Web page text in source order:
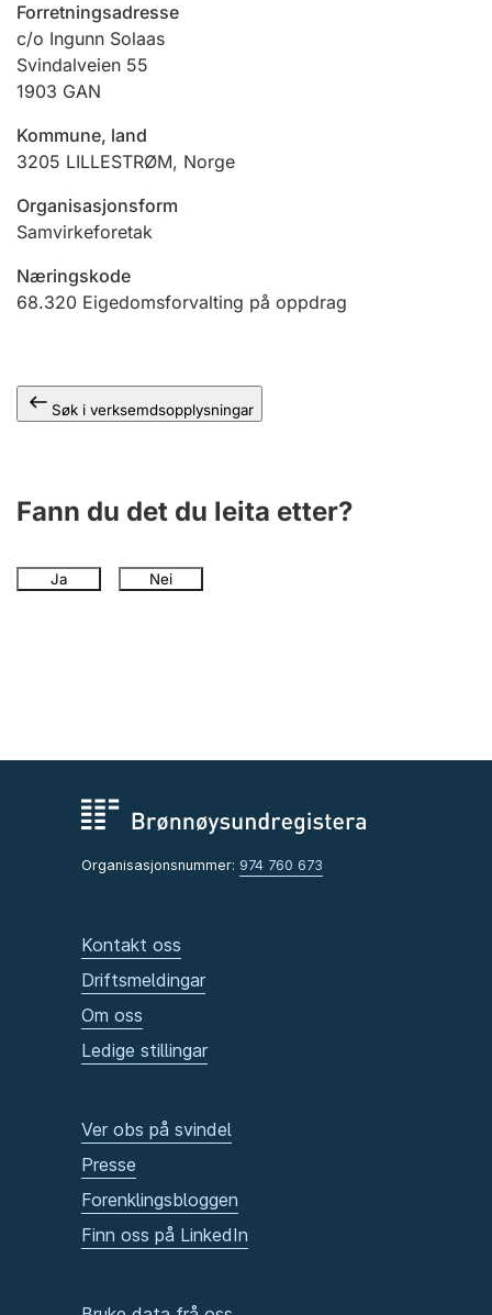
Jeger
Betaling og jegeravgiftskort
Ektepaktrettleiaren
Forretningsadresse
c/o Ingunn Solaas
Svindalveien 55
1903 GAN
Kommune, land
3205 LILLESTRØM, Norge
Organisasjonsform
Samvirkeforetak
Næringskode
68.320 Eigedomsforvalting på oppdrag
Søk i verksemdsopplysningar
Fann du det du leita etter?
Ja Nei
Organisasjonsnummer: 974 760 673
Kontakt oss
Driftsmeldingar
Om oss
Ledige stillingar
Ver obs på svindel
Presse
Forenklingsbloggen
Finn oss på LinkedIn